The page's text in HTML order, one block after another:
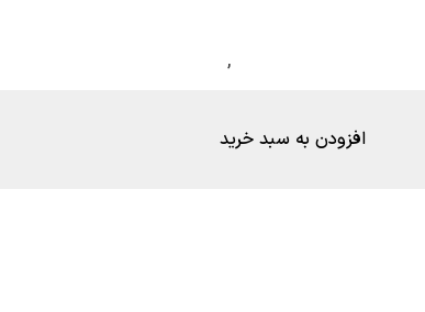
,
افزودن به سبد خرید